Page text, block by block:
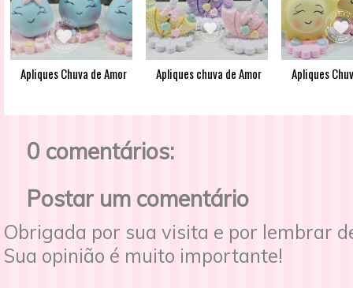
Apliques Chuva de Amor Apliques chuva de Amor Apliques
0 comentários:
Postar um comentário
Obrigada por sua visita e por lembrar
Sua opinião é muito importante!